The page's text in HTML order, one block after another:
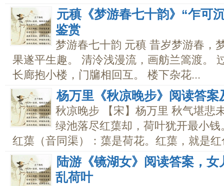
元稹《梦游春七十韵》“乍可
鉴赏
梦游春七十韵 元稹 昔岁梦游春，
果遂平生趣。 清泠浅漫流，画舫兰篙渡。
长廊抱小楼，门牖相回互。 楼下杂花...
杨万里《秋凉晚步》阅读答案
秋凉晚步 【宋】杨万里 秋气堪悲
绿池落尽红蕖却，荷叶犹开最小
红蕖（音同渠）：蕖是荷花。红蕖，就是
陆游《镜湖女》阅读答案，
乱荷叶